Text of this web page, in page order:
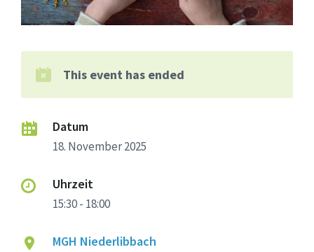
This event has ended
Datum
18. November 2025
Uhrzeit
15:30 - 18:00
MGH Niederlibbach